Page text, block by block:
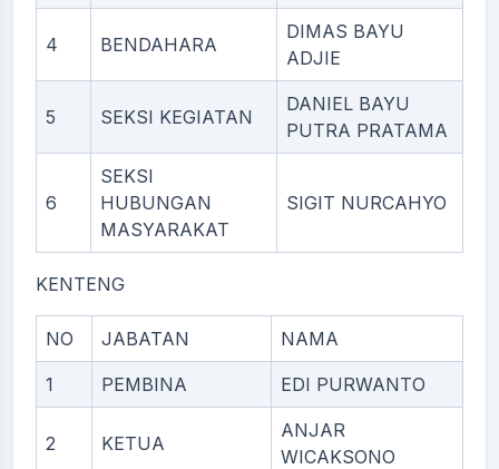
4 BENDAHARA
DIMAS BAYU
ADJIE
5 SEKSI KEGIATAN
DANIEL BAYU
PUTRA PRATAMA
6
SEKSI
HUBUNGAN
MASYARAKAT
SIGIT NURCAHYO
KENTENG
NO JABATAN NAMA
1 PEMBINA EDI PURWANTO
2 KETUA
ANJAR
WICAKSONO